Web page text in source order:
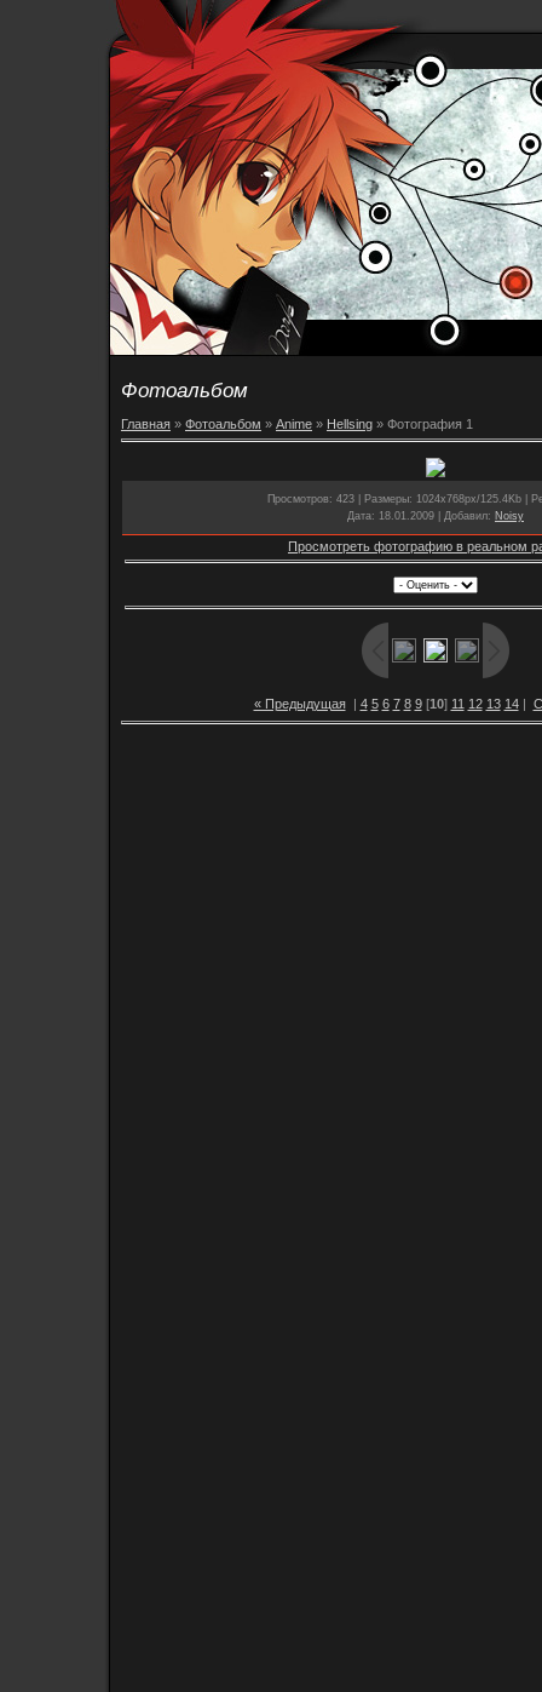
Фотоальбом
Главная » Фотоальбом » Anime » Hellsing » Фотография 1
Просмотров: 423 | Размеры: 1024x768px/125.4Kb |
Дата: 18.01.2009 | Добавил: Noisy
Просмотреть фотографию в реальном
« Предыдущая| 4 5 6 7 8 9[10] 11 12 13 14|